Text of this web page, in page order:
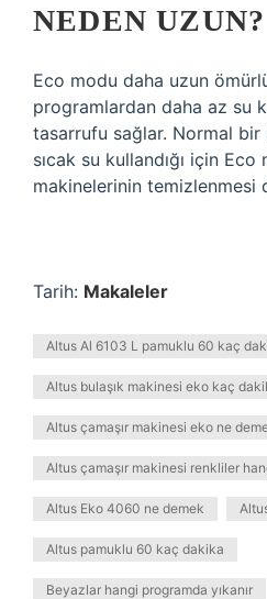
NEDEN UZUN?
Eco modu daha uzun
programlardan daha az su
tasarrufu sağlar. Normal
sıcak su kullandığı için
makinelerinin temizlenmesi
Tarih: Makaleler
Altus Al 6103 L pamuklu 60 kaç
Altus bulaşık makinesi eko kaç
Altus çamaşır makinesi eko ne
Altus çamaşır makinesi renkliler
Altus Eko 4060 ne demek
Altus pamuklu 60 kaç dakika
Beyazlar hangi programda yıkanır